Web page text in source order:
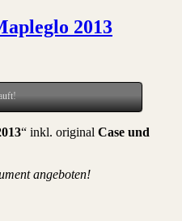
2013
“ inkl. original Case und
angeboten!